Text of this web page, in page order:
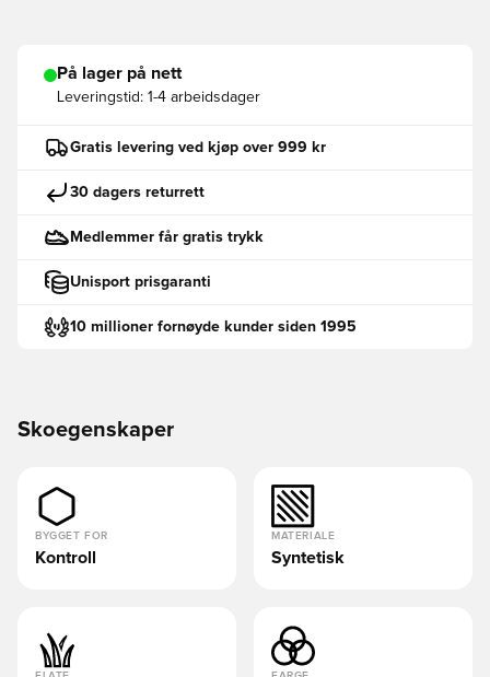
På lager på nett
Leveringstid: 1-4 arbeidsdager
Gratis levering ved kjøp over 999 kr
30 dagers returrett
Medlemmer får gratis trykk
Unisport prisgaranti
10 millioner fornøyde kunder siden 1995
Skoegenskaper
BYGGET FOR
Kontroll
MATERIALE
Syntetisk